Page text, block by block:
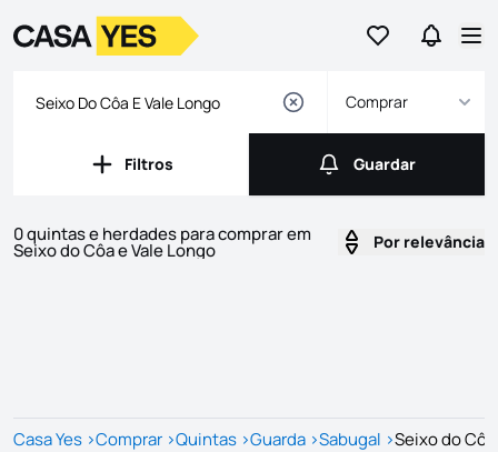
Ir para osIr para
LogoIr para a homepage
Comprar
Filtros
Filtros Guardar
Guardar
0 quintas e herdades para comprar em
Seixo do Côa e Vale Longo Por relevância
Casa Yes >Comprar >Quintas >Guarda >Sabugal >Seixo do